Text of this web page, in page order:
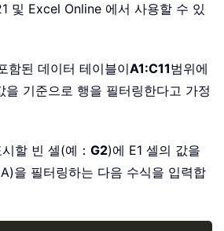
및 Excel Online 에서 사용할 수 있
함된 데이터 테이블이A1:C11범위에
을 기준으로 행을 필터링한다고 가정
할 빈 셀(예： G2)에 E1 셀의 값을
을 필터링하는 다음 수식을 입력합